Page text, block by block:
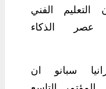
الفني
عصر الذكاء
سبانو ان